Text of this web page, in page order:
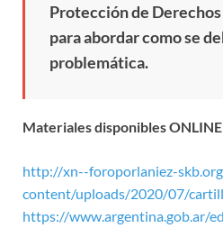
Protección de
para abordar como se
problemática.
Materiales disponibles
http://xn--foroporlaniez-
content/uploads/2020/07/
https://www.argentina.gob.ar/